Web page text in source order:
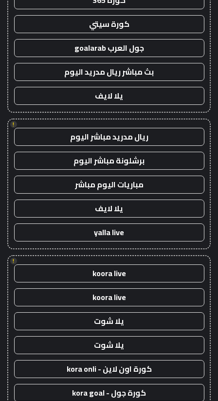
كورة سيتي
جول العرب goalarab
بث مباشر ريال مدريد اليوم
يلا لايف
!
ريال مدريد مباشر اليوم
برشلونة مباشر اليوم
مباريات اليوم مباشر
يلا لايف
yalla live
!
koora live
koora live
يلا شوت
يلا شوت
كورة اون لاين - kora onli
كورة جول - kora goal